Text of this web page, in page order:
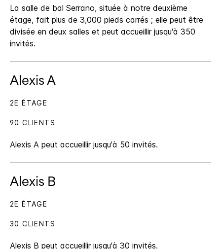
La salle de bal Serrano, située à notre deuxième
étage, fait plus de 3,000 pieds carrés ; elle peut être
divisée en deux salles et peut accueillir jusqu'à 350
invités.
Alexis A
Alexis A peut accueillir jusqu'à 50 invités.
2E ÉTAGE
90 CLIENTS
Alexis B
Alexis B peut accueillir jusqu'à 30 invités.
2E ÉTAGE
30 CLIENTS